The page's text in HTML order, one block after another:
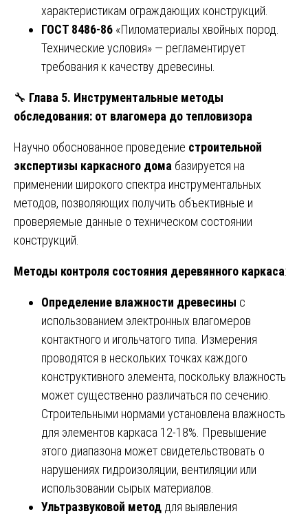
характеристикам ограждающих конструкций.
ГОСТ 8486-86 «Пиломатериалы хвойных пород.
Технические условия» — регламентирует
требования к качеству древесины.
🔧 Глава 5. Инструментальные методы
обследования: от влагомера до тепловизора
Научно обоснованное проведение строительной
экспертизы каркасного дома базируется на
применении широкого спектра инструментальных
методов, позволяющих получить объективные и
проверяемые данные о техническом состоянии
конструкций.
Методы контроля состояния деревянного каркаса:
Определение влажности древесины с
использованием электронных влагомеров
контактного и игольчатого типа. Измерения
проводятся в нескольких точках каждого
конструктивного элемента, поскольку влажность
может существенно различаться по сечению.
Строительными нормами установлена влажность
для элементов каркаса 12-18%. Превышение
этого диапазона может свидетельствовать о
нарушениях гидроизоляции, вентиляции или
использовании сырых материалов.
Ультразвуковой метод для выявления